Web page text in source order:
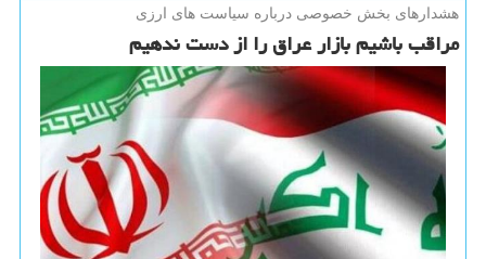
هشدارهای بخش خصوصی درباره سیاست های ارزی
مراقب باشیم بازار عراق را از دست ندهیم